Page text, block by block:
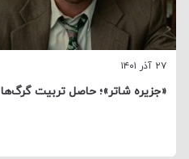
۲۷ آذر ۱۴۰۱
«جزیره شاتر»؛ حاصل تربیت گرگ‌ها